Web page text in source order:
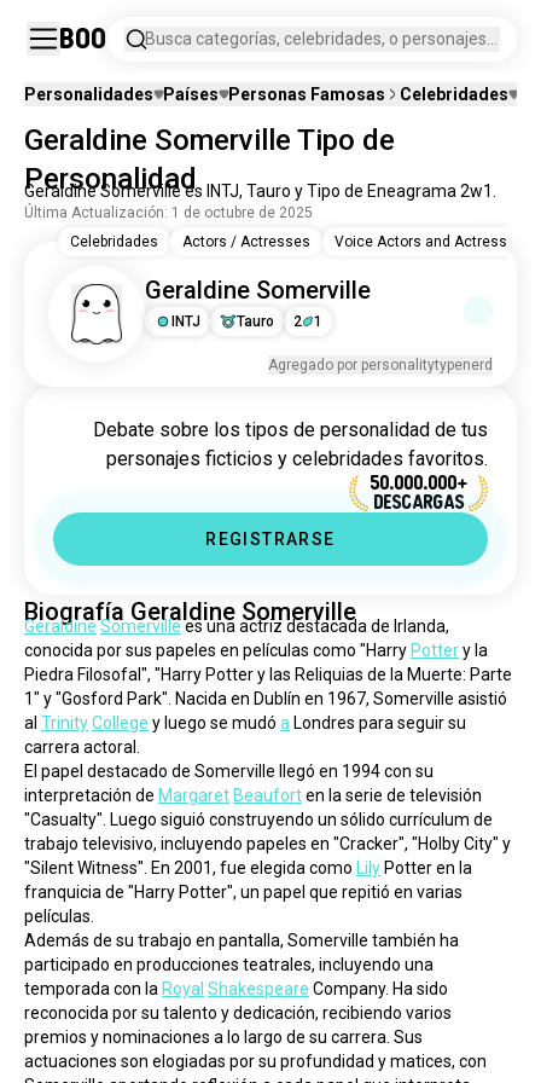
Boo
Busca categorías, celebridades, o personajes
Personalidades Países Personas Famosas Celebridades
Geraldine Somerville Tipo de
Personalidad
Geraldine Somerville es INTJ, Tauro y Tipo de Eneagrama 2w1.
Última Actualización: 1 de octubre de 2025
Geraldine Somerville
INTJ Tauro 2 1
Celebridades Actors / Actresses Voice Actors and Actressess
Agregado por personalitytypenerd
Debate sobre los tipos de personalidad de tus
personajes ficticios y celebridades favoritos.
50.000.000+
DESCARGAS
REGISTRARSE
Biografía Geraldine Somerville
Geraldine Somerville es una actriz destacada de Irlanda,
conocida por sus papeles en películas como "Harry Potter y la
Piedra Filosofal", "Harry Potter y las Reliquias de la Muerte: Parte
1" y "Gosford Park". Nacida en Dublín en 1967, Somerville asistió
al TrinityCollege y luego se mudó a Londres para seguir su
carrera actoral.
El papel destacado de Somerville llegó en 1994 con su
interpretación de Margaret Beaufort en la serie de televisión
"Casualty". Luego siguió construyendo un sólido currículum de
trabajo televisivo, incluyendo papeles en "Cracker", "Holby City" y
"Silent Witness". En 2001, fue elegida como
Lily Potter en la
franquicia de "Harry Potter", un papel que repitió en varias
películas.
Además de su trabajo en pantalla, Somerville también ha
participado en producciones teatrales, incluyendo una
temporada con la Royal Shakespeare Company. Ha sido
reconocida por su talento y dedicación, recibiendo varios
premios y nominaciones a lo largo de su carrera. Sus
actuaciones son elogiadas por su profundidad y matices, con